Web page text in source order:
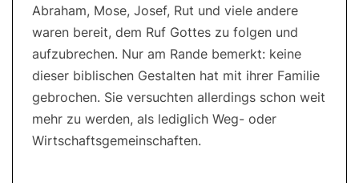
Abraham, Mose, Josef, Rut und viele andere
waren bereit, dem Ruf Gottes zu folgen und
aufzubrechen. Nur am Rande bemerkt: keine
dieser biblischen Gestalten hat mit ihrer Familie
gebrochen. Sie versuchten allerdings schon weit
mehr zu werden, als lediglich Weg- oder
Wirtschaftsgemeinschaften.